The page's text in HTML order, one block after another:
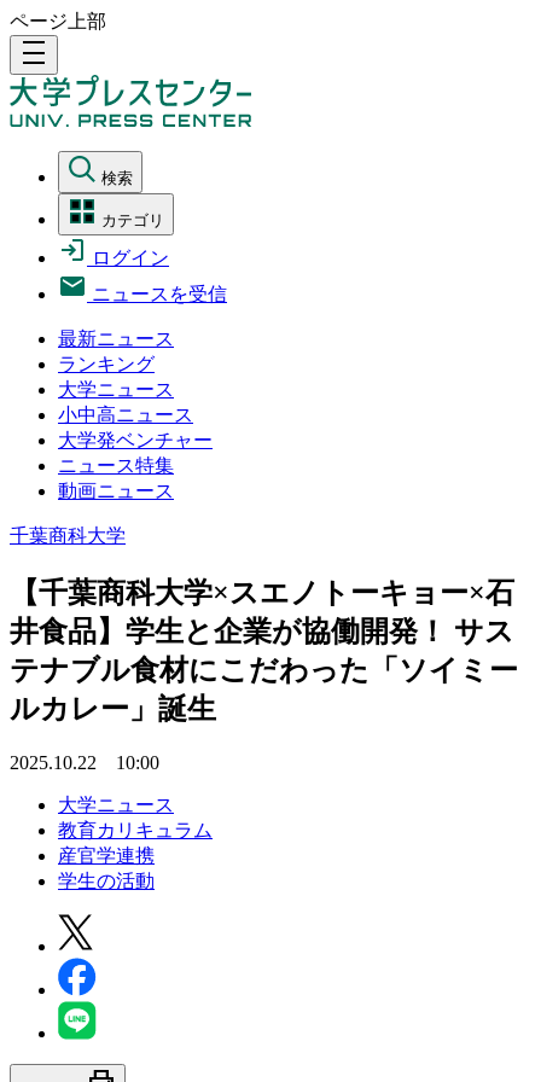
ページ上部
density_medium
検索
カテゴリ
ログイン
ニュースを受信
最新ニュース
ランキング
大学ニュース
小中高ニュース
大学発ベンチャー
ニュース特集
動画ニュース
千葉商科大学
【千葉商科大学×スエノトーキョー×石
井食品】学生と企業が協働開発！ サス
テナブル食材にこだわった「ソイミー
ルカレー」誕生
2025.10.22 10:00
大学ニュース
教育カリキュラム
産官学連携
学生の活動